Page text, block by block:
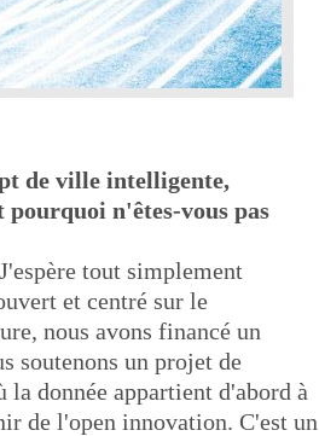
de ville intelligente,
n'êtes-vous pas
tout simplement
et centré sur le
nous avons financé un
soutenons un projet de
la donnée appartient d'abord à
de l'open innovation. C'est un